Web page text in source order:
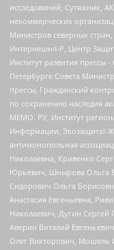
исследований, Сутяжник,
некоммерческих
Министров северных
Интернешнл-Р, Центр
Институт развития прессы
Петербурге Совета
прессы, Гражданский
по сохранению наследия
МЕМО. РУ, Институт
Информации, Экозащита!-
антимонопольная
Николаевна, Кривенко
Юрьевич, Шнырова Ольга
Сидорович Ольга
Анастасия Евгеньевна,
Николаевич, Дугин Сергей
Аверин Виталий
Олег Викторович, Мошель